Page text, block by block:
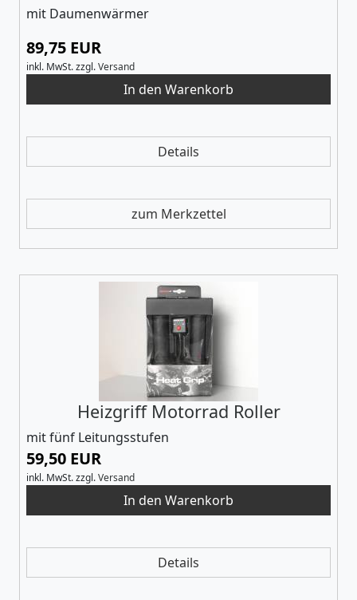
mit Daumenwärmer
89,75 EUR
inkl. MwSt.zzgl.Versand
Details
zum Merkzettel
Heizgriff Motorrad Roller
mit fünf Leitungsstufen
59,50 EUR
inkl. MwSt.zzgl.Versand
Details